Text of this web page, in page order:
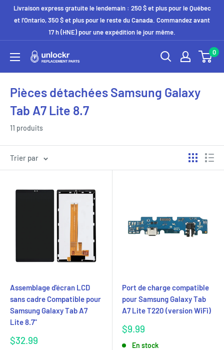
PasserLivraison express gratuite le lendemain : 250 $ et plus pour le Québec
et l'Ontario, 350 $ et plus pour le reste du Canada. Commandez avant
17 h (HNE) pour une expédition le jour même.
Unlockr
0
Pièces détachées Samsung Galaxy
Tab A7 Lite 8.7
11 produits
Trier par
Assemblage d'écran LCD
sans cadre Compatible pour
Samsung Galaxy Tab A7
Lite 8.7"
Prix
$32.99
Port de charge compatible
pour Samsung Galaxy Tab
A7 Lite T220 (version WiFi)
Prix
$9.99
En stock